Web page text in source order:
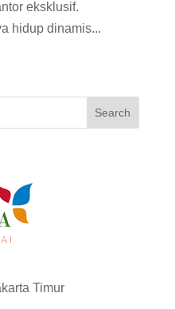
eksklusif.
hidup dinamis...
Timur